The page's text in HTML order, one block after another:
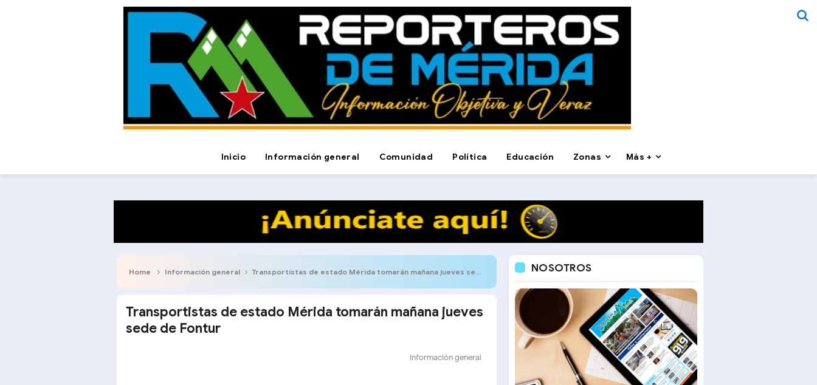
Inicio Información general Comunidad Política Educación Zonas Más +
Home Información general Transportistas de estado Mérida tomarán mañana jueves sede de Fontur
Transportistas de estado Mérida tomarán mañana jueves
sede de Fontur
Información general
NOSOTROS